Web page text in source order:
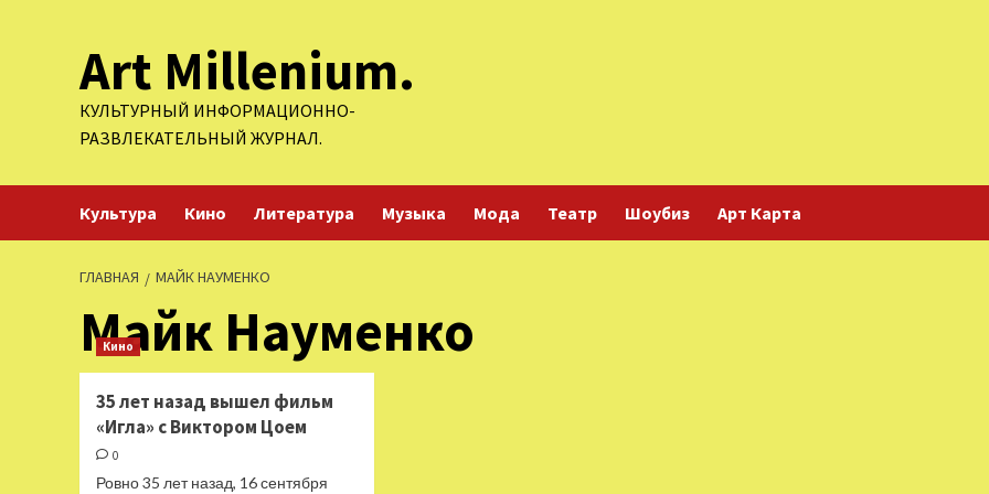
содержимомуArt Millenium.
КУЛЬТУРНЫЙ ИНФОРМАЦИОННО-
РАЗВЛЕКАТЕЛЬНЫЙ ЖУРНАЛ.
Культура Кино Литература Музыка Мода Театр Шоубиз Арт Карта
ГЛАВНАЯ МАЙК НАУМЕНКО
Майк Науменко
Кино
35 лет назад вышел фильм
«Игла» с Виктором Цоем
0
Ровно 35 лет назад, 16 сентября